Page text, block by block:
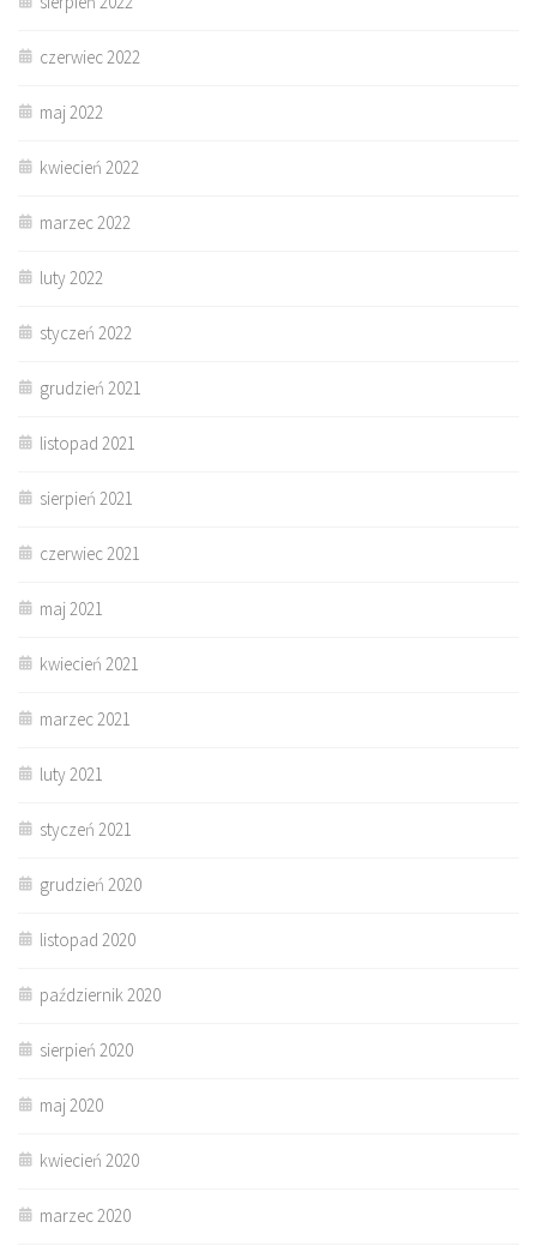
czerwiec 2022
maj 2022
kwiecień 2022
marzec 2022
luty 2022
styczeń 2022
grudzień 2021
listopad 2021
sierpień 2021
czerwiec 2021
maj 2021
kwiecień 2021
marzec 2021
luty 2021
styczeń 2021
grudzień 2020
listopad 2020
październik 2020
sierpień 2020
maj 2020
kwiecień 2020
marzec 2020